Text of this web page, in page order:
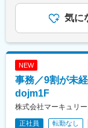
園駅(福岡県)
駅、谷山駅(
港第２ター
駅、電鉄富山
(神戸市営)、
橋通駅、上塩
駅、伊勢崎駅
幌駅、函館
駅、久慈駅
古川駅、気仙
(福島県)、い
岡県)、大場駅
田駅、白山駅(
址大名町駅、
垣駅、津駅、
気に
NEW
事務／9割が未
dojm1F
株式会社マーキュリー
正社員 転勤なし